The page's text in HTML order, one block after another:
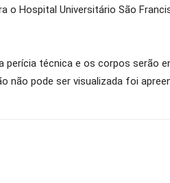
o Hospital Universitário São
perícia técnica e os corpos serão
não pode ser visualizada foi